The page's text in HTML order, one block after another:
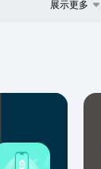
展示更多